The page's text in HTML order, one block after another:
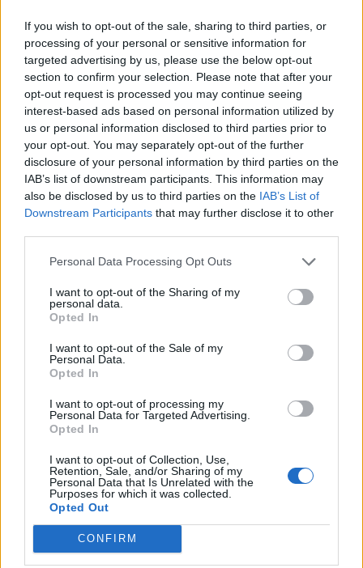
If you wish to opt-out of the sale, sharing to third parties, or
processing of your personal or sensitive information for
targeted advertising by us, please use the below opt-out
section to confirm your selection. Please note that after your
opt-out request is processed you may continue seeing
interest-based ads based on personal information utilized by
us or personal information disclosed to third parties prior to
your opt-out. You may separately opt-out of the further
disclosure of your personal information by third parties on the
IAB’s list of downstream participants. This information may
also be disclosed by us to third parties on the IAB’s List of
Downstream Participants that may further disclose it to other
Personal Data Processing Opt Outs
I want to opt-out of the Sharing of my
personal data.
Opted In
I want to opt-out of the Sale of my
Personal Data.
Opted In
I want to opt-out of processing my
Personal Data for Targeted Advertising.
Opted In
I want to opt-out of Collection, Use,
Retention, Sale, and/or Sharing of my
Personal Data that Is Unrelated with the
Purposes for which it was collected.
Opted Out
CONFIRM
Photo 2/5
Τόνι Σταυράτης